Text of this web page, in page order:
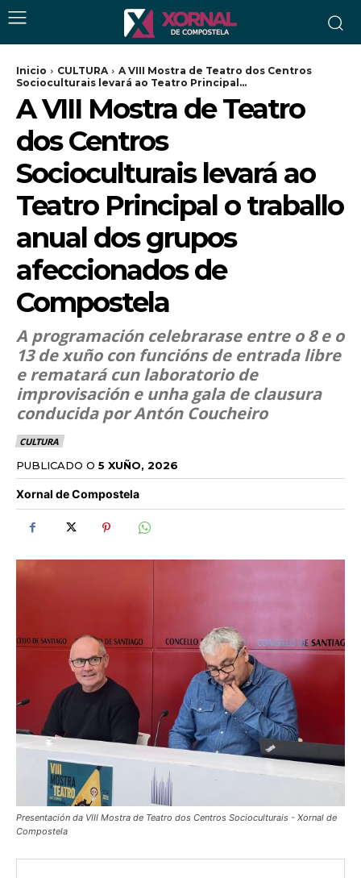
Inicio CULTURA
A VIII Mostra de Teatro dos Centros
Socioculturais levará ao Teatro Principal...
A VIII Mostra de Teatro
dos Centros
Socioculturais levará ao
Teatro Principal o traballo
anual dos grupos
afeccionados de
Compostela
A programación celebrarase entre o 8 e o
13 de xuño con funcións de entrada libre
e rematará cun laboratorio de
improvisación e unha gala de clausura
conducida por Antón Coucheiro
CULTURA
PUBLICADO O 5 XUÑO, 2026
Xornal de Compostela
Presentación da VIII Mostra de Teatro dos Centros Socioculturais - Xornal de
Compostela